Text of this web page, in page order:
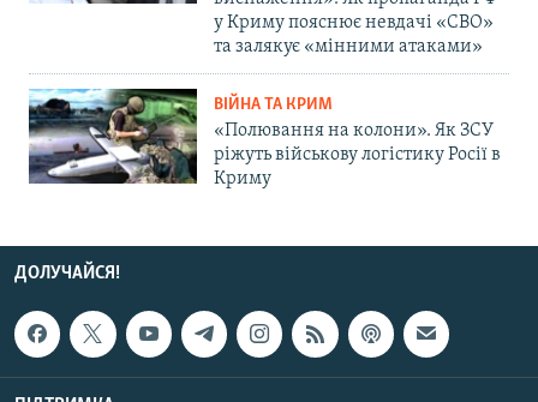
у Криму пояснює невдачі «СВО»
та залякує «мінними атаками»
ВІЙНА ТА КРИМ
«Полювання на колони». Як ЗСУ
ріжуть військову логістику Росії в
Криму
ДОЛУЧАЙСЯ!